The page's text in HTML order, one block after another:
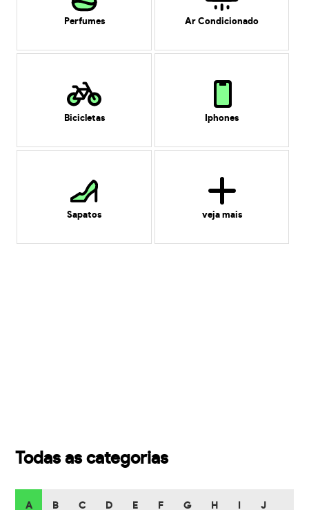
Perfumes Ar Condicionado
Bicicletas Iphones
Sapatos veja mais
Todas as categorias
A B C D E F G H J